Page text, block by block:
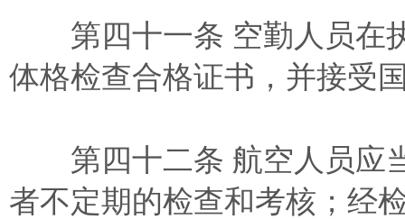
第四十一条 空勤人员在
体格检查合格证书，并接受
第四十二条 航空人员应
者不定期的检查和考核；经